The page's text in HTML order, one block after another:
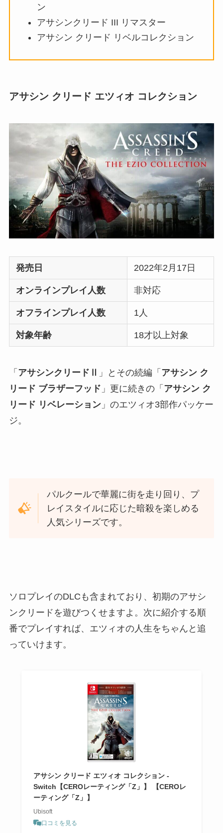
ン
アサシンクリード III リマスター
アサシン クリード リベルコレクション
アサシン クリード エツィオ コレクション
発売日 2022年2月17日
オンラインプレイ人数 非対応
オフラインプレイ人数 1人
対象年齢 18才以上対象
「 アサシンクリードⅡ 」とその続編「 アサシン ク
リード ブラザーフッド 」更に続きの「 アサシン ク
リード リベレーション」のエツィオ3部作パッケー
ジ。
パルクールで華麗に街を走り回り、プ
レイスタイルに応じた暗殺を楽しめる
人気シリーズです。
ソロプレイのDLCも含まれており、初期のアサシ
ンクリードを遊びつくせますよ。次に紹介する順
番でプレイすれば、エツィオの人生をちゃんと追
っていけます。
アサシン クリード エツィオ コレクション -
Switch【CEROレーティング「Z」】 【CEROレ
ーティング「Z」】
Ubisoft
口コミを見る